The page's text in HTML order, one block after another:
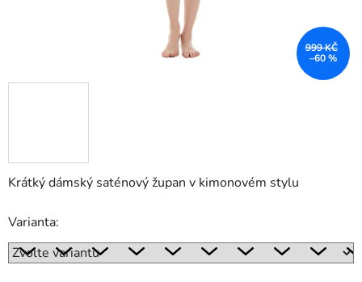
Krátký dámský saténový župan v kimonovém stylu
Varianta:
999 KČ
–60 %